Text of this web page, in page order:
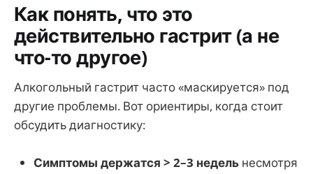
Как понять, что это
действительно гастрит (а не
что-то другое)
Алкогольный гастрит часто «маскируется» под
другие проблемы. Вот ориентиры, когда стоит
обсудить диагностику:
Симптомы держатся > 2–3 недель несмотря